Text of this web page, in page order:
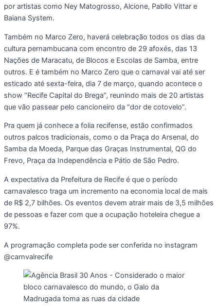
por artistas como Ney Matogrosso, Alcione, Pabllo Vittar e
Baiana System.
Também no Marco Zero, haverá celebração todos os dias da
cultura pernambucana com encontro de 29 afoxés, das 13
Nações de Maracatu, de Blocos e Escolas de Samba, entre
outros. E é também no Marco Zero que o carnaval vai até ser
esticado até sexta-feira, dia 7 de março, quando acontece o
show “Recife Capital do Brega”, reunindo mais de 20 artistas
que vão passear pelo cancioneiro da “dor de cotovelo”.
Pra quem já conhece a folia recifense, estão confirmados
outros palcos tradicionais, como o da Praça do Arsenal, do
Samba da Moeda, Parque das Graças Instrumental, QG do
Frevo, Praça da Independência e Pátio de São Pedro.
A expectativa da Prefeitura de Recife é que o período
carnavalesco traga um incremento na economia local de mais
de R$ 2,7 bilhões. Os eventos devem atrair mais de 3,5 milhões
de pessoas e fazer com que a ocupação hoteleira chegue a
97%.
A programação completa pode ser conferida no instagram
@carnvalrecife